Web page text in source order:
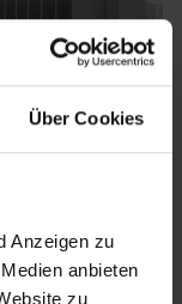
Über Cookies
Anzeigen zu
anbieten
zu